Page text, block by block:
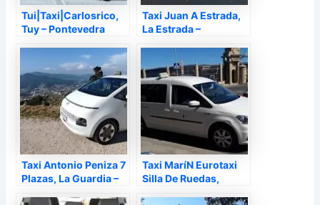
Tui|Taxi|Carlosrico,
Tuy – Pontevedra
Taxi Juan A Estrada,
La Estrada –
Taxi Antonio Peniza 7
Plazas, La Guardia –
Taxi MaríN Eurotaxi
Silla De Ruedas,